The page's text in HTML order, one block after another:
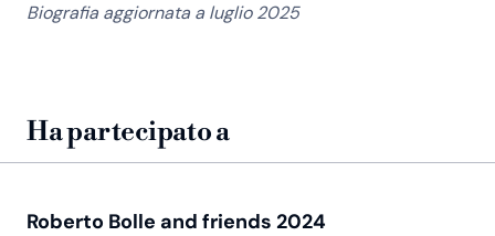
Biografia aggiornata a luglio 2025
Ha partecipato a
Roberto Bolle and friends 2024